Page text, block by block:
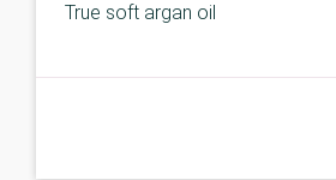
True soft argan oil